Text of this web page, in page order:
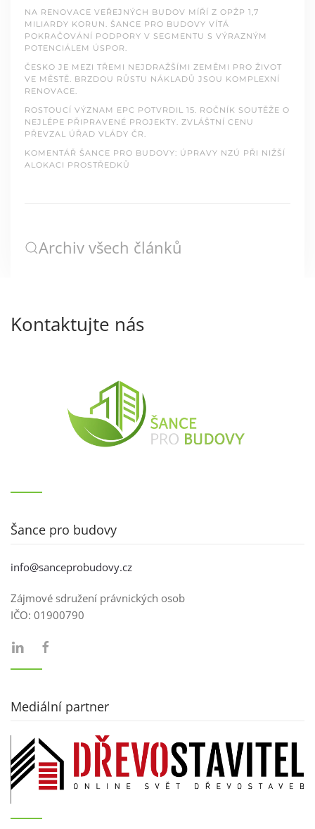
NA RENOVACE VEŘEJNÝCH BUDOV MÍŘÍ Z OPŽP 1,7
MILIARDY KORUN. ŠANCE PRO BUDOVY VÍTÁ
POKRAČOVÁNÍ PODPORY V SEGMENTU S VÝRAZNÝM
POTENCIÁLEM ÚSPOR.
ČESKO JE MEZI TŘEMI NEJDRAŽŠÍMI ZEMĚMI PRO ŽIVOT
VE MĚSTĚ. BRZDOU RŮSTU NÁKLADŮ JSOU KOMPLEXNÍ
RENOVACE.
ROSTOUCÍ VÝZNAM EPC POTVRDIL 15. ROČNÍK SOUTĚŽE O
NEJLÉPE PŘIPRAVENÉ PROJEKTY. ZVLÁŠTNÍ CENU
PŘEVZAL ÚŘAD VLÁDY ČR.
KOMENTÁŘ ŠANCE PRO BUDOVY: ÚPRAVY NZÚ PŘI NIŽŠÍ
ALOKACI PROSTŘEDKŮ
Archiv všech článků
Kontaktujte nás
Šance pro budovy
info@sanceprobudovy.cz
Zájmové sdružení právnických osob
IČO: 01900790
Mediální partner